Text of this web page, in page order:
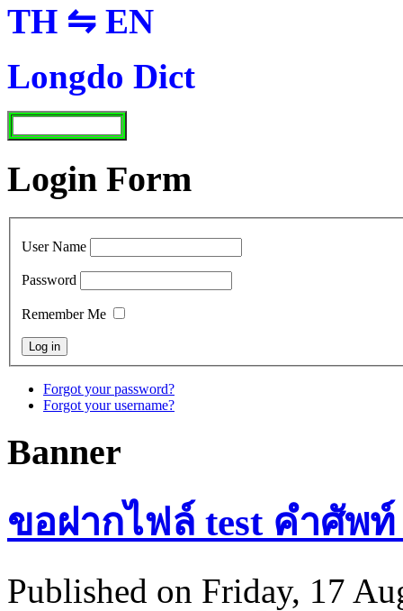
TH ⇋ EN
Longdo Dict
Login Form
User Name
Password
Remember Me
Forgot your password?
Forgot your username?
Banner
ขอฝากไฟล์ test คำศัพ
Published on Friday, 17